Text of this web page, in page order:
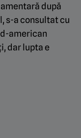
după
s-a consultat cu
american
dar lupta e